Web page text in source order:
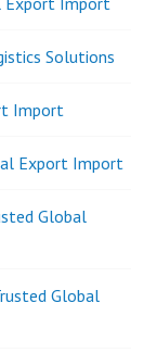
Solutions
Import
Export Import
Global
Global